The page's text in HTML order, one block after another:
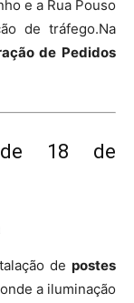
e a Rua Pouso
de tráfego.Na
de Pedidos
de 18 de
de postes
a iluminação